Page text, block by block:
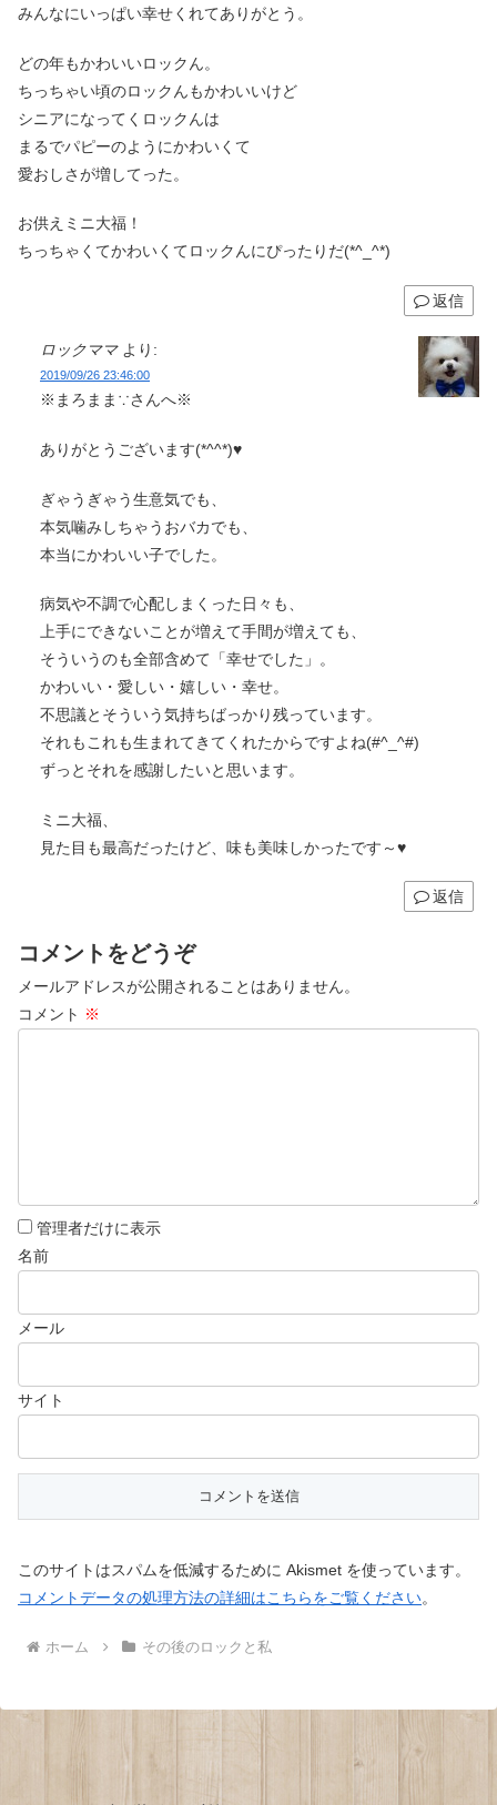
みんなにいっぱい幸せくれてありがとう。
どの年もかわいいロックん。
ちっちゃい頃のロックんもかわいいけど
シニアになってくロックんは
まるでパピーのようにかわいくて
愛おしさが増してった。
お供えミニ大福！
ちっちゃくてかわいくてロックんにぴったりだ(*^_^*)
返信
ロックママ より:
2019/09/26 23:46:00
※まろまま∵さんへ※
ありがとうございます(*^^*)♥
ぎゃうぎゃう生意気でも、
本気噛みしちゃうおバカでも、
本当にかわいい子でした。
病気や不調で心配しまくった日々も、
上手にできないことが増えて手間が増えても、
そういうのも全部含めて「幸せでした」。
かわいい・愛しい・嬉しい・幸せ。
不思議とそういう気持ちばっかり残っています。
それもこれも生まれてきてくれたからですよね(#^_^#)
ずっとそれを感謝したいと思います。
ミニ大福、
見た目も最高だったけど、味も美味しかったです～♥
返信
コメントをどうぞ
メールアドレスが公開されることはありません。
コメント ※
管理者だけに表示
名前
メール
サイト
このサイトはスパムを低減するために Akismet を使っています。
コメントデータの処理方法の詳細はこちらをご覧ください。
ホーム その後のロックと私